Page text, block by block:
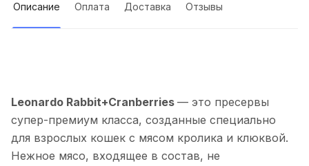
Описание Оплата Доставка Отзывы
Leonardo Rabbit+Cranberries — это пресервы
супер-премиум класса, созданные специально
для взрослых кошек с мясом кролика и клюквой.
Нежное мясо, входящее в состав, не